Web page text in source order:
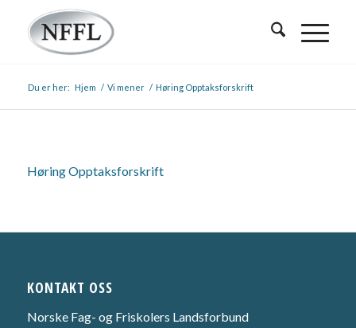
Du er her: Hjem / Vi mener / Høring Opptaksforskrift
Høring Opptaksforskrift
KONTAKT OSS
Norske Fag- og Friskolers Landsforbund